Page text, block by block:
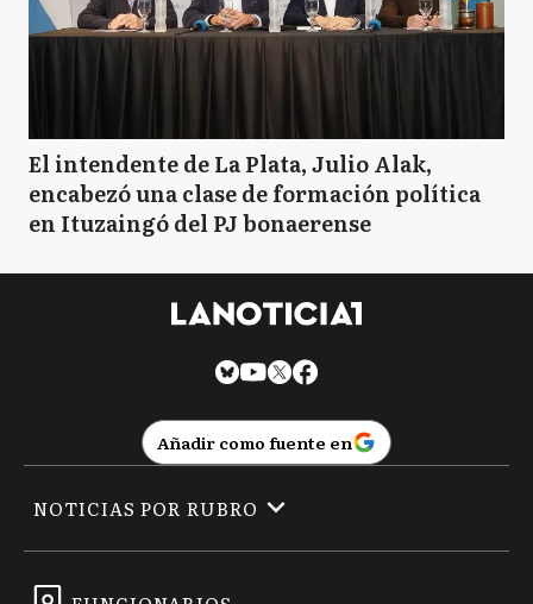
El intendente de La Plata, Julio Alak,
encabezó una clase de formación política
en Ituzaingó del PJ bonaerense
Añadir como fuente en
NOTICIAS POR RUBRO